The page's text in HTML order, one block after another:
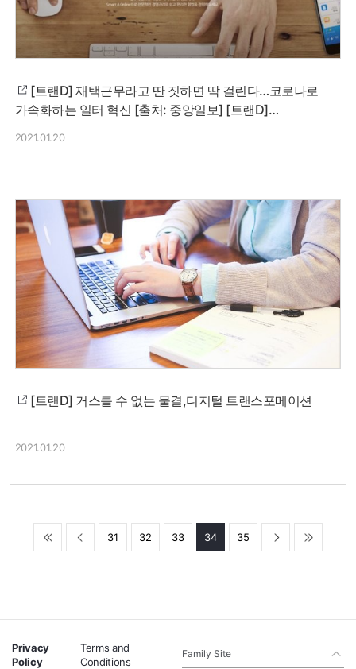
[트랜D] 재택근무라고 딴 짓하면 딱 걸린다…코로나로
가속화하는 일터 혁신 [출처: 중앙일보] [트랜D]
2021.01.20
[트랜D] 거스를 수 없는 물결,디지털 트랜스포메이션
2021.01.20
31 32 33 34 35
Privacy
Policy
Terms and
Conditions
Family Site